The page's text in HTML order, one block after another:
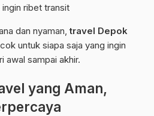
ribet transit
dan nyaman,travel Depok
untuk siapa saja yang ingin
awal sampai akhir.
yang Aman,